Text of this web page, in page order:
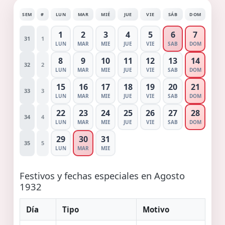
SEM # LUN MAR MIÉ JUE VIE SÁB DOM
31 1 1
LUN
2
MAR
3
MIE
4
JUE
5
VIE
6
SAB
7
DOM
32 2 8
LUN
9
MAR
10
MIE
11
JUE
12
VIE
13
SAB
14
DOM
33 3 15
LUN
16
MAR
17
MIE
18
JUE
19
VIE
20
SAB
21
DOM
34 4 22
LUN
23
MAR
24
MIE
25
JUE
26
VIE
27
SAB
28
DOM
35 5 29
LUN
30
MAR
31
MIE
Festivos y fechas especiales en Agosto
1932
Día Tipo Motivo